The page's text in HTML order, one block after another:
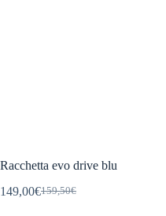
Racchetta evo drive blu
159,50€
Il
149,00€Il